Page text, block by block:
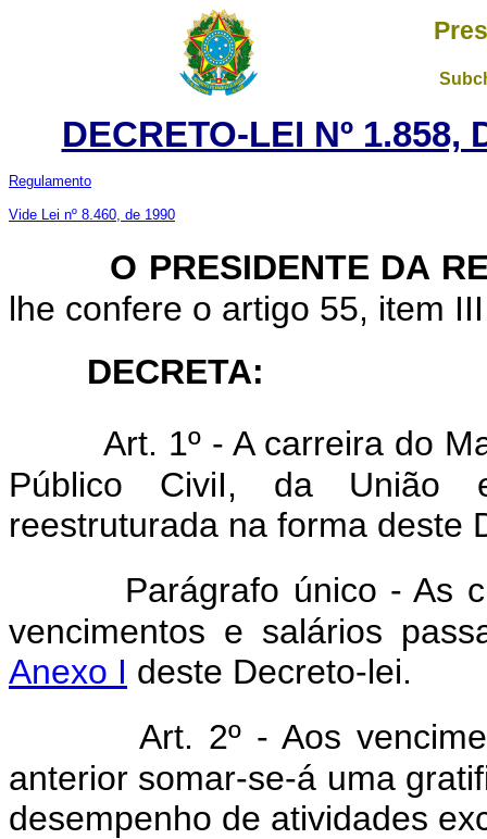
DECRETO-LEI Nº 1.858,
Regulamento
Vide Lei nº 8.460, de 1990
O PRESIDENTE DA
lhe confere o artigo 55, item
DECRETA:
Art. 1º - A carreira do
Público CiviI, da União
reestruturada na forma deste
Parágrafo único - As
vencimentos e salários
Anexo I deste Decreto-lei.
Art. 2º - Aos
anterior somar-se-á uma
desempenho de atividades